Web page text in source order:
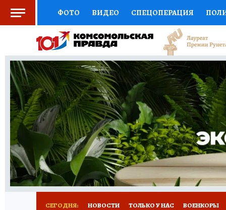
ФОТО ВИДЕО СПЕЦОПЕРАЦИЯ
СОЦПОДДЕРЖКА НАУКА СПОРТ
ВЫБОР ЭКСПЕРТОВ ДОКТОР
КНИЖНАЯ ПОЛКА ПРОГНОЗЫ НА СПОРТ
ПРЕСС-ЦЕНТР НЕДВИЖИМОСТЬ
РАДИО КП РЕКЛАМА ТЕСТЫ НОВОЕ
СЕГОДНЯ: НОВОСТИ ТОЛЬКО У НАС ВОЕНКОРЫ